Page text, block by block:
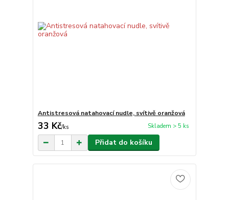
Antistresová natahovací nudle, svítivě oranžová
33 Kč/ks Skladem > 5 ks
Přidat do košíku